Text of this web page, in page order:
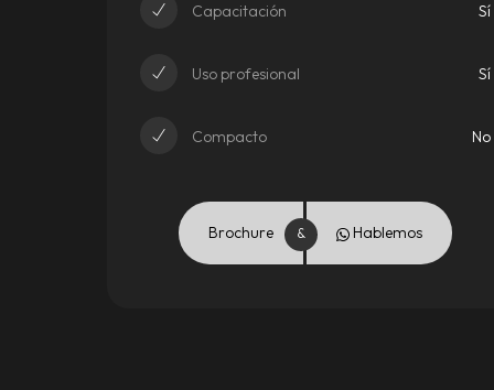
Capacitación Sí
Uso profesional Sí
Compacto No
Brochure Hablemos